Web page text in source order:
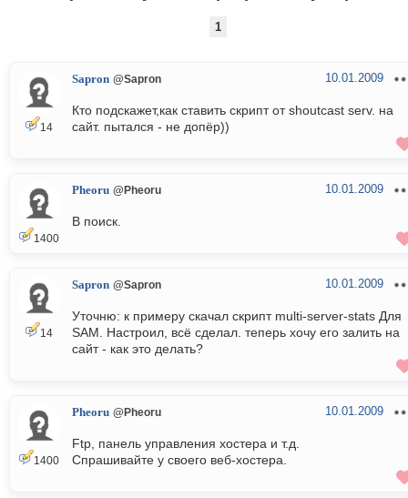
1
14
Sapron @Sapron 10.01.2009
Кто подскажет,как ставить скрипт от shoutcast serv. на
сайт. пытался - не допёр))
1400
Pheoru @Pheoru 10.01.2009
В поиск.
14
Sapron @Sapron 10.01.2009
Уточню: к примеру скачал скрипт multi-server-stats Для
SAM. Настроил, всё сделал. теперь хочу его залить на
сайт - как это делать?
1400
Pheoru @Pheoru 10.01.2009
Ftp, панель управления хостера и т.д.
Спрашивайте у своего веб-хостера.